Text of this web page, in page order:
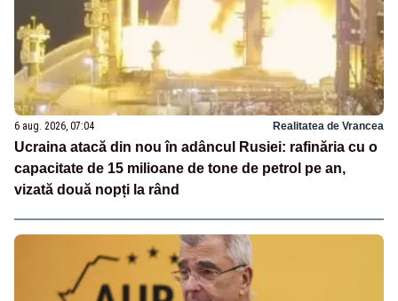
6 aug. 2026, 07:04 Realitatea de Vrancea
Ucraina atacă din nou în adâncul Rusiei: rafinăria cu o
capacitate de 15 milioane de tone de petrol pe an,
vizată două nopți la rând